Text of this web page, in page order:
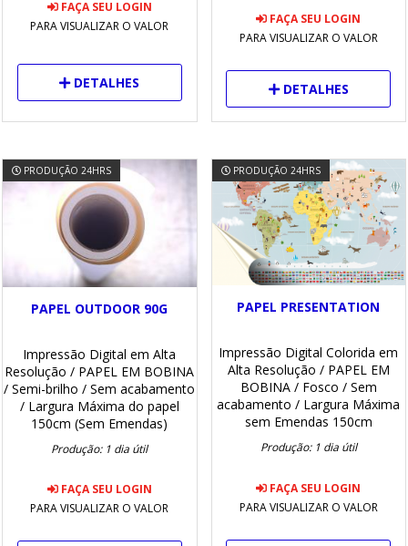
FAÇA SEU LOGIN
PARA VISUALIZAR O VALOR
DETALHES
FAÇA SEU LOGIN
PARA VISUALIZAR O VALOR
DETALHES
PRODUÇÃO 24HRS
PAPEL OUTDOOR 90G
Impressão Digital em Alta
Resolução / PAPEL EM BOBINA
/ Semi-brilho / Sem acabamento
/ Largura Máxima do papel
150cm (Sem Emendas)
Produção: 1 dia útil
FAÇA SEU LOGIN
PARA VISUALIZAR O VALOR
PRODUÇÃO 24HRS
PAPEL PRESENTATION
Impressão Digital Colorida em
Alta Resolução / PAPEL EM
BOBINA / Fosco / Sem
acabamento / Largura Máxima
sem Emendas 150cm
Produção: 1 dia útil
FAÇA SEU LOGIN
PARA VISUALIZAR O VALOR